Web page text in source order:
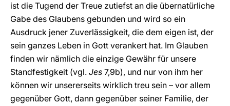
ist die Tugend der Treue zutiefst an die übernatürliche
Gabe des Glaubens gebunden und wird so ein
Ausdruck jener Zuverlässigkeit, die dem eigen ist, der
sein ganzes Leben in Gott verankert hat. Im Glauben
finden wir nämlich die einzige Gewähr für unsere
Standfestigkeit (vgl. Jes 7,9b), und nur von ihm her
können wir unsererseits wirklich treu sein – vor allem
gegenüber Gott, dann gegenüber seiner Familie, der